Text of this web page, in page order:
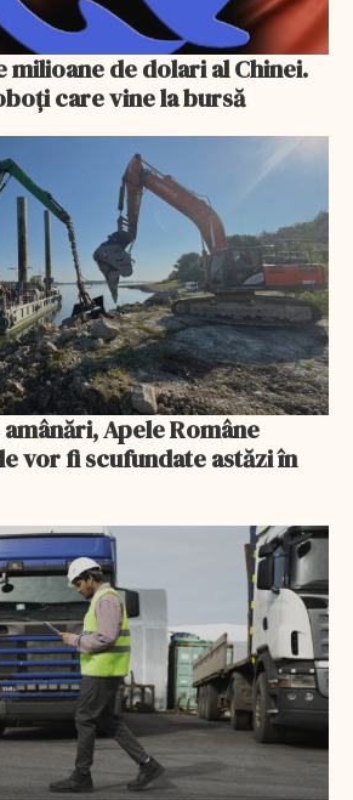
milioane de dolari al Chinei.
care vine la bursă
Apele Române
vor fi scufundate astăzi în